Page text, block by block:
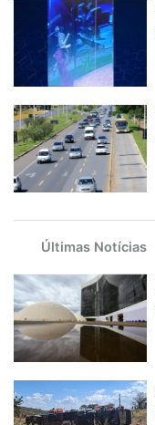
Últimas Notícias